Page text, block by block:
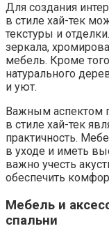
Для создания
в стиле хай-тек
текстуры и
зеркала,
мебель. Кроме
натурального
и уют.
Важным аспектом
в стиле хай-тек
практичность.
в уходе и иметь
важно учесть
обеспечить
Мебель и
спальни